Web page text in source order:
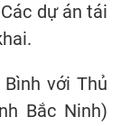
dự án tái
với Thủ
Bắc Ninh)